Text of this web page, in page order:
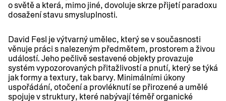
o světě a která, mimo jiné, dovoluje skrze přijetí paradoxu
dosažení stavu smysluplnosti.
David Fesl je výtvarný umělec, který se v současnosti
věnuje práci s nalezeným předmětem, prostorem a živou
událostí. Jeho pečlivě sestavené objekty provazuje
systém vypozorovaných přitažlivostí a pnutí, který se týká
jak formy a textury, tak barvy. Minimálními úkony
uspořádání, otočení a provléknutí se přirozené a umělé
spojuje v struktury, které nabývají téměř organické